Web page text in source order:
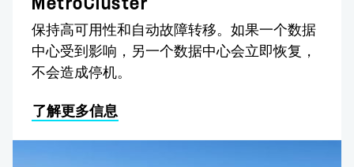
保持高可用性和自动故障转移。如果一个数据
中心受到影响，另一个数据中心会立即恢复，
不会造成停机。
了解更多信息